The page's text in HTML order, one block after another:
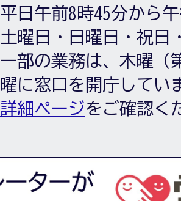
平日午前8時45分から
土曜日・日曜日・祝日
一部の業務は、木曜（
曜に窓口を開庁してい
詳細ページをご確認く